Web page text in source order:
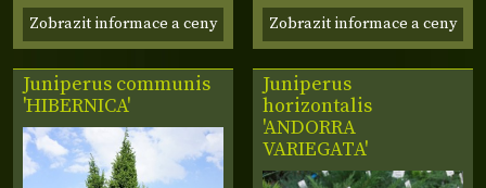
Zobrazit informace a ceny Zobrazit informace a ceny
Juniperus communis
'HIBERNICA'
Juniperus
horizontalis
'ANDORRA
VARIEGATA'